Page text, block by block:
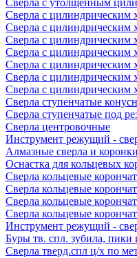
Сверла с утолщённым
Сверла с цилиндрическим
Сверла с цилиндрическим
Сверла с цилиндрическим
Сверла с цилиндрическим
Сверла с цилиндрическим
Сверла с цилиндрическим
Сверла с цилиндрическим
Сверла ступенчатые
Сверла ступенчатые под
Сверла центровочные
Инструмент режущий -
Алмазные сверла и коронки
Оснастка для кольцевых
Сверла кольцевые
Сверла кольцевые
Сверла кольцевые
Сверла кольцевые
Инструмент режущий -
Буры тв. спл. зубила,
Сверла тверд.спл ц/х по